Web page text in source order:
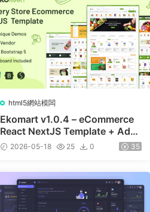
html5網站模闆
Ekomart v1.0.4 – eCommerce
React NextJS Template + Admi
n Dashboard
2026-05-18 25 0 35